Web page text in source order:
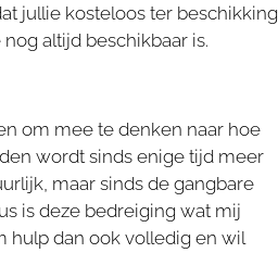
jullie kosteloos ter beschikking
altijd beschikbaar is.
om mee te denken naar hoe
wordt sinds enige tijd meer
maar sinds de gangbare
is deze bedreiging wat mij
hulp dan ook volledig en wil